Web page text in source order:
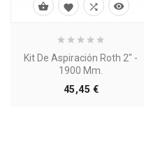
Kit De Aspiración Roth 2" -
1900 Mm.
45,45 €Precio
   